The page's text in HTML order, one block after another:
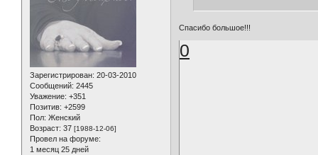
Зарегистрирован: 20-03-2010
Сообщений: 2445
Уважение: +351
Позитив: +2599
Пол: Женский
Возраст: 37 [1988-12-06]
Провел на форуме:
1 месяц 25 дней
Спасибо большое!!!
0